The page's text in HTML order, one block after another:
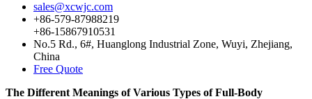
sales@xcwjc.com
+86-579-87988219
+86-15867910531
No.5 Rd., 6#, Huanglong Industrial Zone, Wuyi, Zhejiang,
China
Free Quote
The Different Meanings of Various Types of Full-Body